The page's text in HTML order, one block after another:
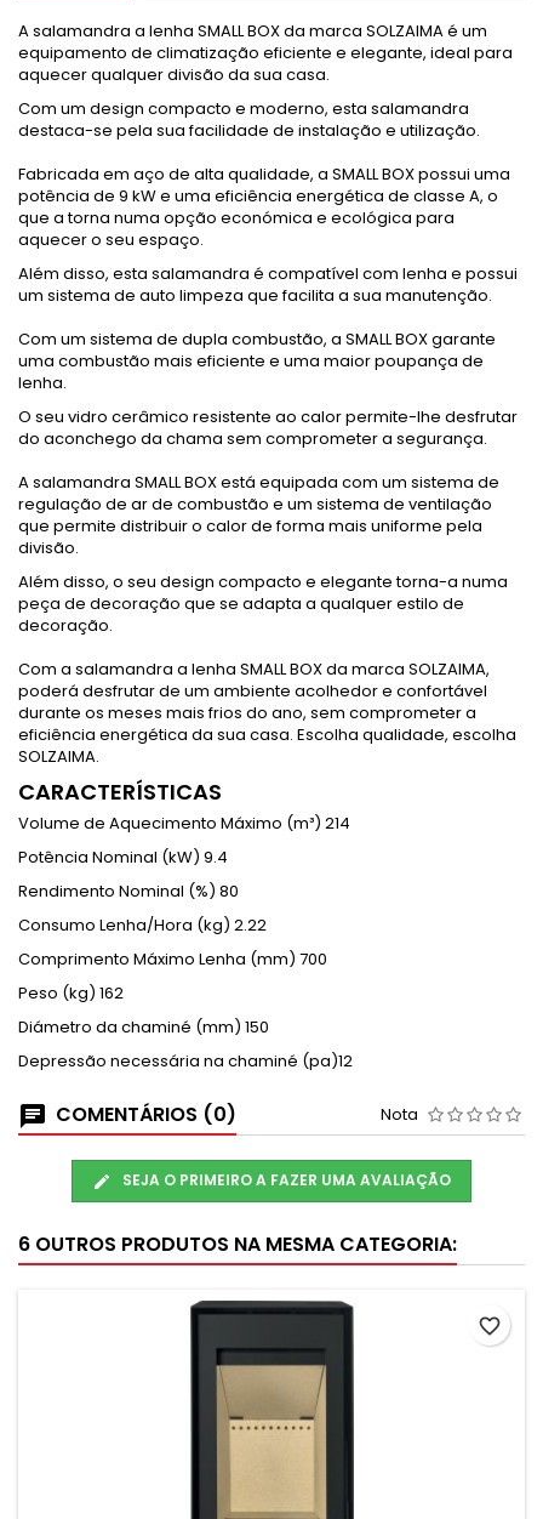
A salamandra a lenha SMALL BOX da marca SOLZAIMA é um
equipamento de climatização eficiente e elegante, ideal para
aquecer qualquer divisão da sua casa.
Com um design compacto e moderno, esta salamandra
destaca-se pela sua facilidade de instalação e utilização.
Fabricada em aço de alta qualidade, a SMALL BOX possui uma
potência de 9 kW e uma eficiência energética de classe A, o
que a torna numa opção económica e ecológica para
aquecer o seu espaço.
Além disso, esta salamandra é compatível com lenha e possui
um sistema de auto limpeza que facilita a sua manutenção.
Com um sistema de dupla combustão, a SMALL BOX garante
uma combustão mais eficiente e uma maior poupança de
lenha.
O seu vidro cerâmico resistente ao calor permite-lhe desfrutar
do aconchego da chama sem comprometer a segurança.
A salamandra SMALL BOX está equipada com um sistema de
regulação de ar de combustão e um sistema de ventilação
que permite distribuir o calor de forma mais uniforme pela
divisão.
Além disso, o seu design compacto e elegante torna-a numa
peça de decoração que se adapta a qualquer estilo de
decoração.
Com a salamandra a lenha SMALL BOX da marca SOLZAIMA,
poderá desfrutar de um ambiente acolhedor e confortável
durante os meses mais frios do ano, sem comprometer a
eficiência energética da sua casa. Escolha qualidade, escolha
SOLZAIMA.
CARACTERÍSTICAS
Volume de Aquecimento Máximo (m³) 214
Potência Nominal (kW) 9.4
Rendimento Nominal (%) 80
Consumo Lenha/Hora (kg) 2.22
Comprimento Máximo Lenha (mm) 700
Peso (kg) 162
Diámetro da chaminé (mm) 150
Depressão necessária na chaminé (pa)12
COMENTÁRIOS (0) Nota
SEJA O PRIMEIRO A FAZER UMA AVALIAÇÃO
6 OUTROS PRODUTOS NA MESMA CATEGORIA:
favorite_border